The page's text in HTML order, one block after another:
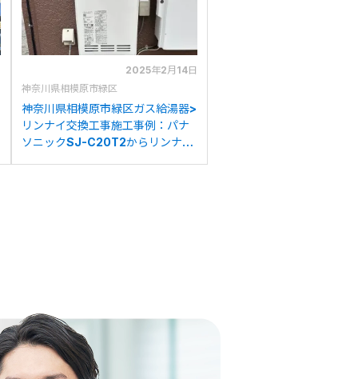
2025年2月14日
神奈川県相模原市緑区
神奈川県相模原市緑区ガス給湯器>
リンナイ交換工事施工事例：パナ
ソニックSJ-C20T2からリンナイ